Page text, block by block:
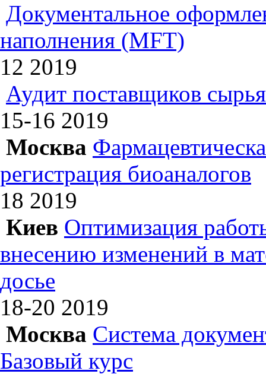
Документальное
наполнения (MFT)
12 2019
Аудит поставщиков
15-16 2019
Москва
регистрация биоаналогов
18 2019
Киев Оптимизация
внесению изменений в
досье
18-20 2019
Москва Система
Базовый курс